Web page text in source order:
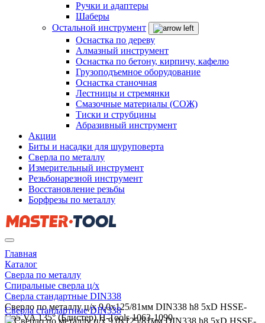
Ручки и адаптеры
Шаберы
Остальной инструмент
Оснастка по дереву
Алмазный инструмент
Оснастка по бетону, кирпичу, кафелю
Грузоподъемное оборудование
Оснастка станочная
Лестницы и стремянки
Смазочные материалы (СОЖ)
Тиски и струбцины
Абразивный инструмент
Акции
Биты и насадки для шуруповерта
Сверла по металлу
Измерительный инструмент
Резьбонарезной инструмент
Восстановление резьбы
Борфрезы по металлу
Главная
Каталог
Сверла по металлу
Спиральные сверла ц/х
Сверла стандартные DIN338
Сверло по металлу ц/х 9,0x125/81мм DIN338 h8 5xD HSSE-
Co5 VA 135° (Блистер) H-Tools 1063-1090
Сверла стандартные DIN338